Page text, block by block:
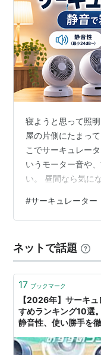
寝ようと思って照
屋の片側にたまっ
こでサーキュレー
いうモーター音や
い。 昼間なら気に
る。風量を弱くす
間しかなく、明け
選びにくい家電で
がら、寝室での使
アイリスオーヤマ
#サーキュレータ
ネットで話題
17 ブックマーク
【2026年】サーキ
すめランキング10選
静音性、使い勝手を